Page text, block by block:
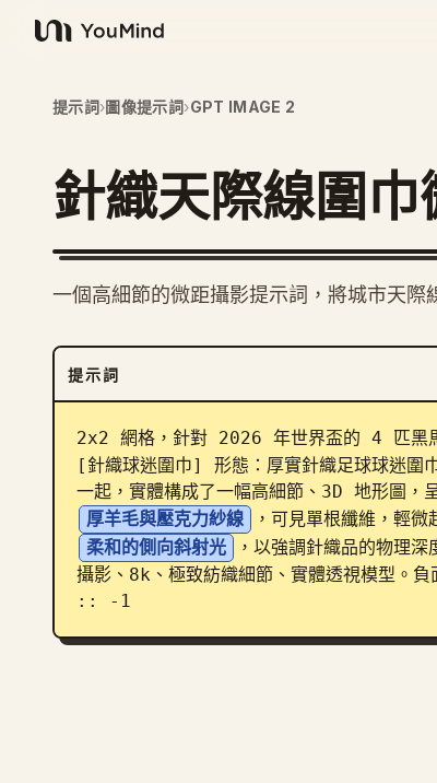
YouMind
提示詞›圖像提示詞›GPT IMAGE 2
針織天際線圍
一個高細節的微距攝影提示詞，將城市天際
提示詞
2x2 網格，針對 2026 年世界盃的 4 匹黑
[針織球迷圍巾] 形態：厚實針織足球球迷圍
一起，實體構成了一幅高細節、3D 地形圖，
厚羊毛與壓克力紗線
，可見單根纖維，輕
柔和的側向斜射光
，以強調針織品的物理
攝影、8k、極致紡織細節、實體透視模型。
:: -1